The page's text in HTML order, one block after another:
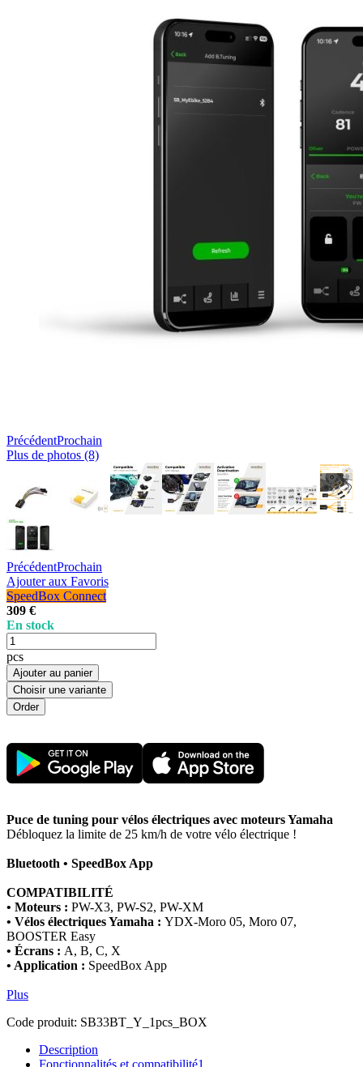
PrécédentProchain
Plus de photos (8)
PrécédentProchain
Ajouter aux Favoris
SpeedBox Connect
309 €
En stock
pcs
Ajouter au panier
Choisir une variante
Puce de tuning pour vélos électriques avec moteurs Yamaha
Débloquez la limite de 25 km/h de votre vélo électrique !
Bluetooth • SpeedBox App
COMPATIBILITÉ
• Moteurs : PW-X3, PW-S2, PW-XM
• Vélos électriques Yamaha : YDX-Moro 05, Moro 07,
BOOSTER Easy
• Écrans : A, B, C, X
• Application : SpeedBox App
Plus
Code produit: SB33BT_Y_1pcs_BOX
Description
Fonctionnalités et compatibilité1